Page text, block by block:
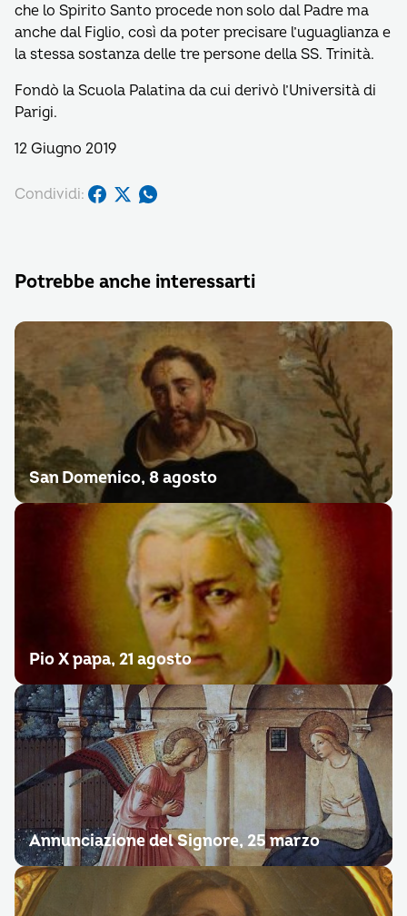
che lo Spirito Santo procede non solo dal Padre ma
anche dal Figlio, così da poter precisare l’uguaglianza e
la stessa sostanza delle tre persone della SS. Trinità.
Fondò la Scuola Palatina da cui derivò l’Università di
Parigi.
12 Giugno 2019
Condividi:
Potrebbe anche interessarti
San Domenico, 8 agosto
Pio X papa, 21 agosto
Annunciazione del Signore, 25 marzo